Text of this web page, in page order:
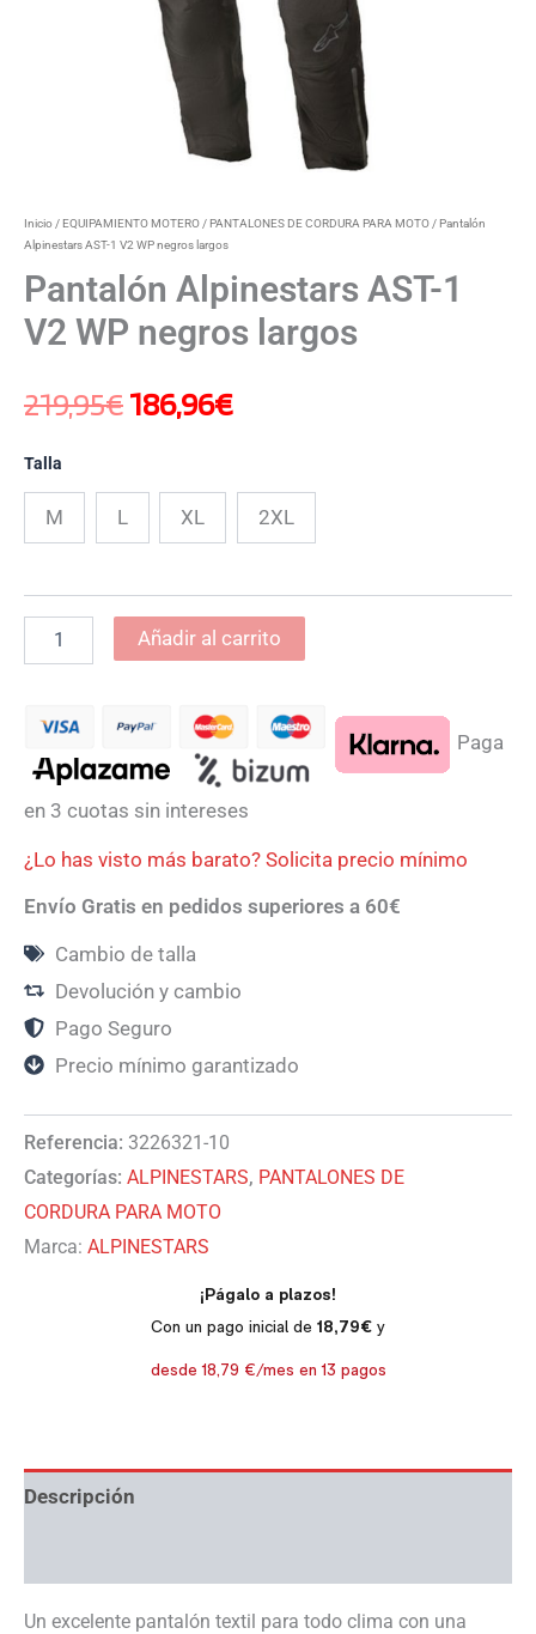
Inicio /EQUIPAMIENTO MOTERO /PANTALONES DE CORDURA PARA MOTO / Pantalón
Alpinestars AST-1 V2 WP negros largos
Pantalón Alpinestars AST-1
V2 WP negros largos
219,95€186,96€
Talla
M L XL 2XL
Añadir al carrito
Paga
en 3 cuotas sin intereses
¿Lo has visto más barato? Solicita precio mínimo
Envío Gratis en pedidos superiores a 60€
Cambio de talla
Devolución y cambio
Pago Seguro
Precio mínimo garantizado
Referencia: 3226321-10
Categorías: ALPINESTARS, PANTALONES DE
CORDURA PARA MOTO
Marca: ALPINESTARS
Descripción
Un excelente pantalón textil para todo clima con una